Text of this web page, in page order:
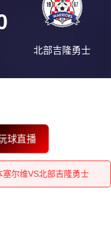
北部吉隆勇士
球直播
尔维VS北部吉隆勇士
尔维VS北部吉隆勇士
尔维VS北部吉隆勇士